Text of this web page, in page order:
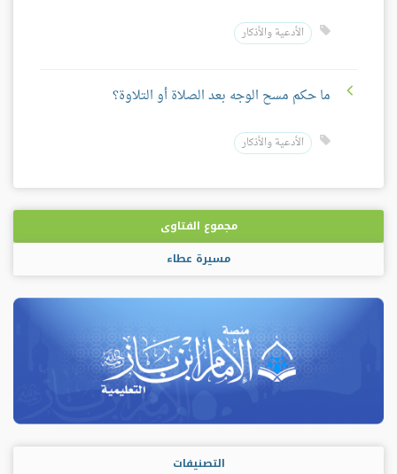
الأدعية والأذكار
ما حكم مسح الوجه بعد الصلاة أو التلاوة؟
الأدعية والأذكار
مجموع الفتاوى
مسيرة عطاء
التصنيفات